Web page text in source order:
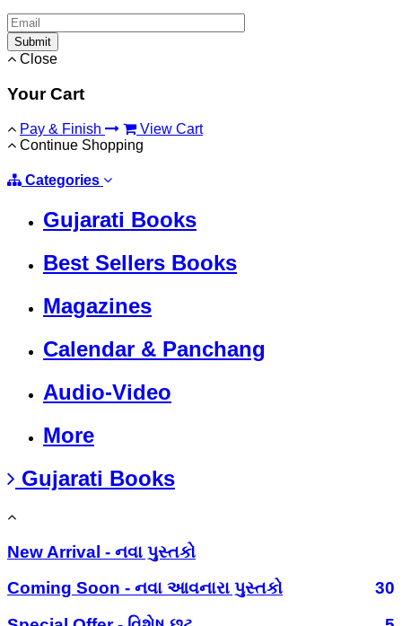
Submit
Close
Your Cart
Pay & Finish
View Cart
Continue Shopping
Categories
Gujarati Books
Best Sellers Books
Magazines
Calendar & Panchang
Audio-Video
More
Gujarati Books
New Arrival - નવા પુસ્તકો
Coming Soon - નવા આવનારા પુસ્તકો
30